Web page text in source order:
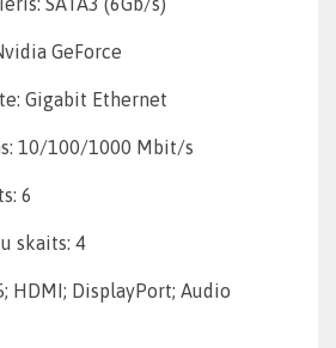
GeForce
Gigabit Ethernet
10/100/1000 Mbit/s
6
skaits: 4
HDMI; DisplayPort; Audio